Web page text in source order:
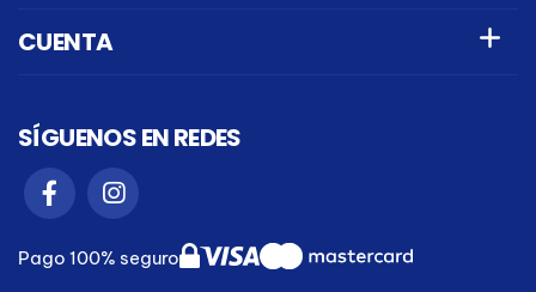
CUENTA
SÍGUENOS EN REDES
Pago 100% seguro